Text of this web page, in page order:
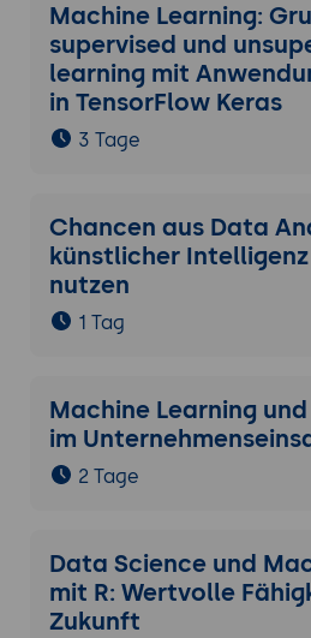
Machine Learning:
supervised und
learning mit
in TensorFlow Keras
3 Tage
Chancen aus Data
künstlicher Intelligenz
nutzen
1 Tag
Machine Learning
im
2 Tage
Data Science und
mit R: Wertvolle
Zukunft